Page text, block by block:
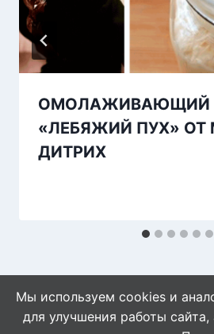
ОМОЛАЖИВАЮЩИЙ
«ЛЕБЯЖИЙ ПУХ» ОТ
ДИТРИХ
Мы используем cookies и
для улучшения работы